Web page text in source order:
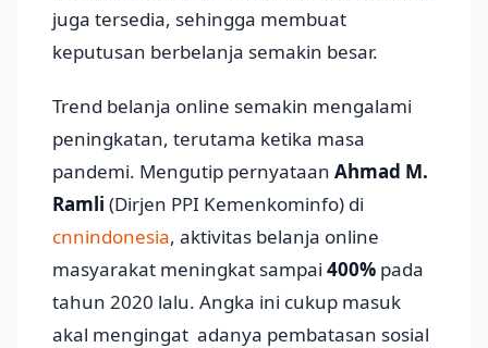
juga tersedia, sehingga membuat
keputusan berbelanja semakin besar.
Trend belanja online semakin mengalami
peningkatan, terutama ketika masa
pandemi. Mengutip pernyataan Ahmad M.
Ramli (Dirjen PPI Kemenkominfo) di
cnnindonesia, aktivitas belanja online
masyarakat meningkat sampai 400% pada
tahun 2020 lalu. Angka ini cukup masuk
akal mengingat adanya pembatasan sosial